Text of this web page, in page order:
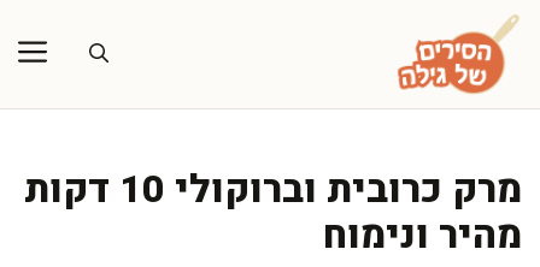
לדלג
לתוכן
מרק כרובית וברוקולי 10 דקות
מהיר ונימוח